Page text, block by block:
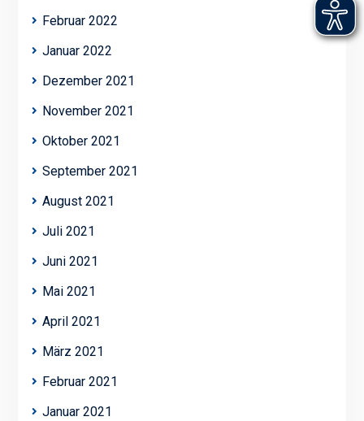
Februar 2022
Januar 2022
Dezember 2021
November 2021
Oktober 2021
September 2021
August 2021
Juli 2021
Juni 2021
Mai 2021
April 2021
März 2021
Februar 2021
Januar 2021